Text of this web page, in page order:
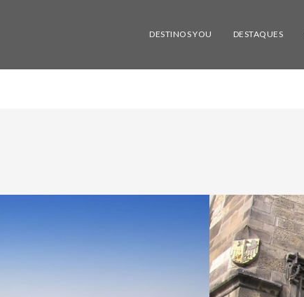
DESTINOS YOU DESTAQUES